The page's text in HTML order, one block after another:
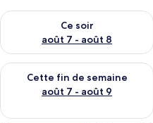
Ce soir
août 7 - août 8
Vérifier la disponibilité pour
Cette fin de semaine
août 7 - août 9
Vérifier la disponibilité pour